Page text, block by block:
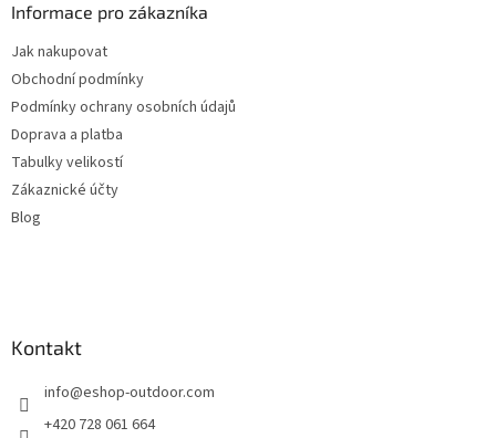
Informace pro zákazníka
Jak nakupovat
Obchodní podmínky
Podmínky ochrany osobních údajů
Doprava a platba
Tabulky velikostí
Zákaznické účty
Blog
Kontakt
info@eshop-outdoor.com
+420 728 061 664